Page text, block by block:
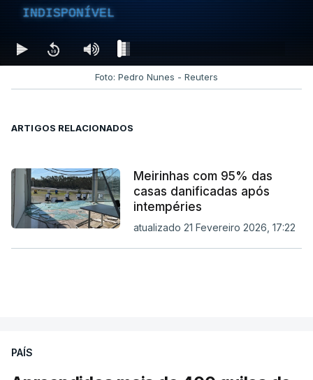
INDISPONÍVEL
Foto: Pedro Nunes - Reuters
ARTIGOS RELACIONADOS
Meirinhas com 95% das
casas danificadas após
intempéries
atualizado 21 Fevereiro 2026, 17:22
PAÍS